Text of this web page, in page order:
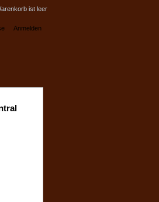
Anmelden
ist leer